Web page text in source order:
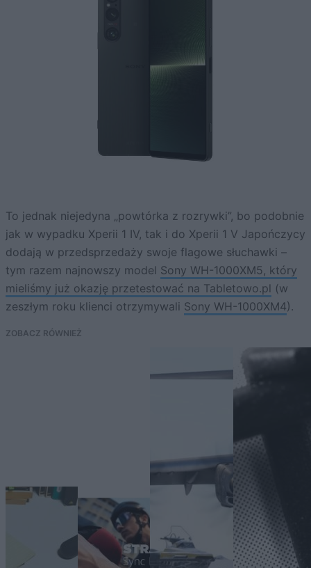
To jednak niejedyna „powtórka z rozrywki”, bo podobnie
jak w wypadku Xperii 1 IV, tak i do Xperii 1 V Japończycy
dodają w przedsprzedaży swoje flagowe słuchawki –
tym razem najnowszy model Sony WH-1000XM5, który
mieliśmy już okazję przetestować na Tabletowo.pl (w
zeszłym roku klienci otrzymywali Sony WH-1000XM4).
ZOBACZ RÓWNIEŻ